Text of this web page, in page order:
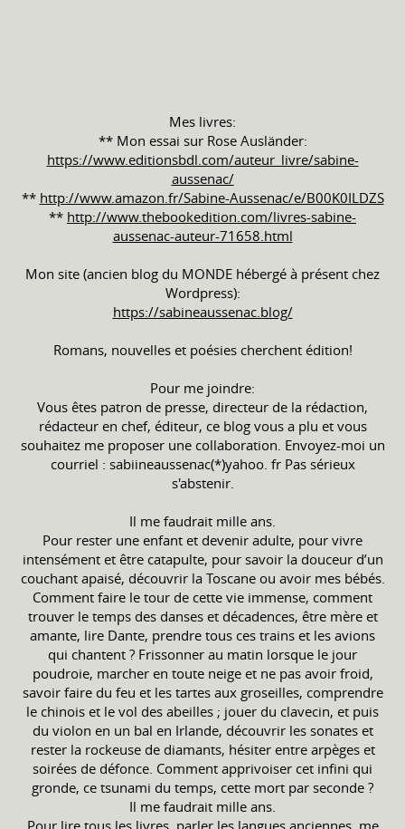
Mes livres:
** Mon essai sur Rose Ausländer:
https://www.editionsbdl.com/auteur_livre/sabine-
aussenac/
** http://www.amazon.fr/Sabine-Aussenac/e/B00K0ILDZS
** http://www.thebookedition.com/livres-sabine-
aussenac-auteur-71658.html
Mon site (ancien blog du MONDE hébergé à présent chez
Wordpress):
https://sabineaussenac.blog/
Romans, nouvelles et poésies cherchent édition!
Pour me joindre:
Vous êtes patron de presse, directeur de la rédaction,
rédacteur en chef, éditeur, ce blog vous a plu et vous
souhaitez me proposer une collaboration. Envoyez-moi un
courriel : sabiineaussenac(*)yahoo. fr Pas sérieux
s'abstenir.
Il me faudrait mille ans.
Pour rester une enfant et devenir adulte, pour vivre
intensément et être catapulte, pour savoir la douceur d’un
couchant apaisé, découvrir la Toscane ou avoir mes bébés.
Comment faire le tour de cette vie immense, comment
trouver le temps des danses et décadences, être mère et
amante, lire Dante, prendre tous ces trains et les avions
qui chantent ? Frissonner au matin lorsque le jour
poudroie, marcher en toute neige et ne pas avoir froid,
savoir faire du feu et les tartes aux groseilles, comprendre
le chinois et le vol des abeilles ; jouer du clavecin, et puis
du violon en un bal en Irlande, découvrir les sonates et
rester la rockeuse de diamants, hésiter entre arpèges et
soirées de défonce. Comment apprivoiser cet infini qui
gronde, ce tsunami du temps, cette mort par seconde ?
Il me faudrait mille ans.
Pour lire tous les livres, parler les langues anciennes, me